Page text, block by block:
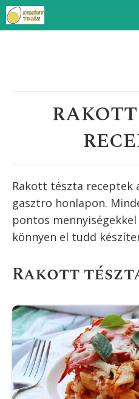
Kilépés
Rakott tészta receptek
gasztro honlapon.
pontos
könnyen el tudd
Rakott